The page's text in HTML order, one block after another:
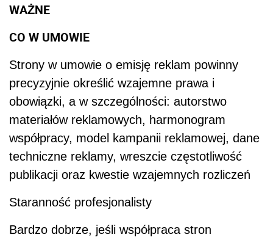
WAŻNE
CO W UMOWIE
Strony w umowie o emisję reklam powinny
precyzyjnie określić wzajemne prawa i
obowiązki, a w szczególności: autorstwo
materiałów reklamowych, harmonogram
współpracy, model kampanii reklamowej, dane
techniczne reklamy, wreszcie częstotliwość
publikacji oraz kwestie wzajemnych rozliczeń
Staranność profesjonalisty
Bardzo dobrze, jeśli współpraca stron